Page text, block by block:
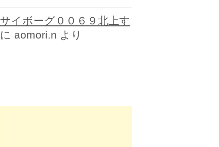
サイボーグ００６９北上す
に aomori.n より